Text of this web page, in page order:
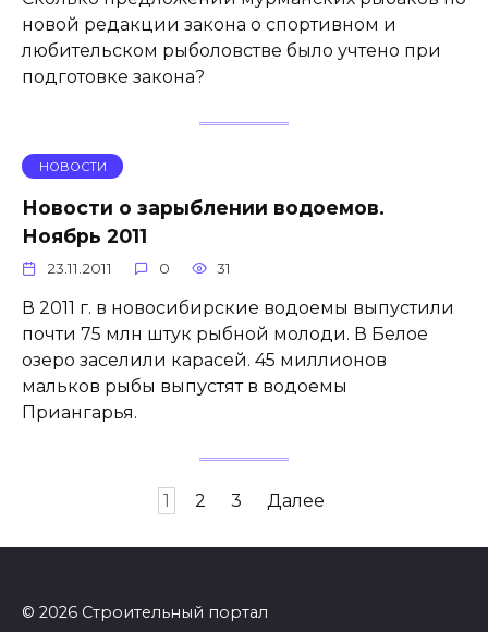
новой редакции закона о спортивном и
любительском рыболовстве было учтено при
подготовке закона?
НОВОСТИ
Новости о зарыблении водоемов.
Ноябрь 2011
23.11.2011 0 31
В 2011 г. в новосибирские водоемы выпустили
почти 75 млн штук рыбной молоди. В Белое
озеро заселили карасей. 45 миллионов
мальков рыбы выпустят в водоемы
Приангарья.
1 2 3 Далее
© 2026 Строительный портал